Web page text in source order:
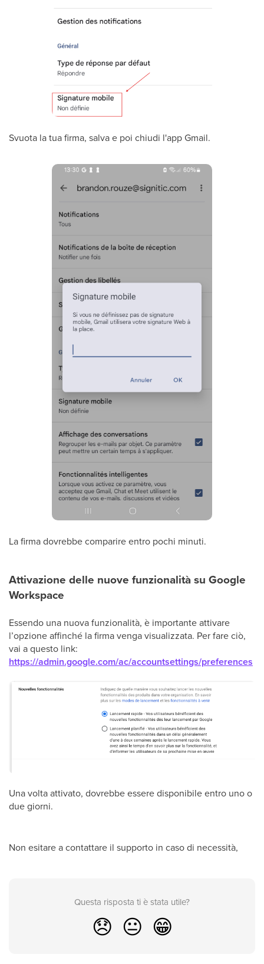
Svuota la tua firma, salva e poi chiudi l'app Gmail.
La firma dovrebbe comparire entro pochi minuti.
Attivazione delle nuove funzionalità su Google
Workspace
Essendo una nuova funzionalità, è importante attivare
l’opzione affinché la firma venga visualizzata. Per fare ciò,
vai a questo link:
https://admin.google.com/ac/accountsettings/preferences
Una volta attivato, dovrebbe essere disponibile entro uno o
due giorni.
Non esitare a contattare il supporto in caso di necessità,
Questa risposta ti è stata utile?
😞 😐 😁